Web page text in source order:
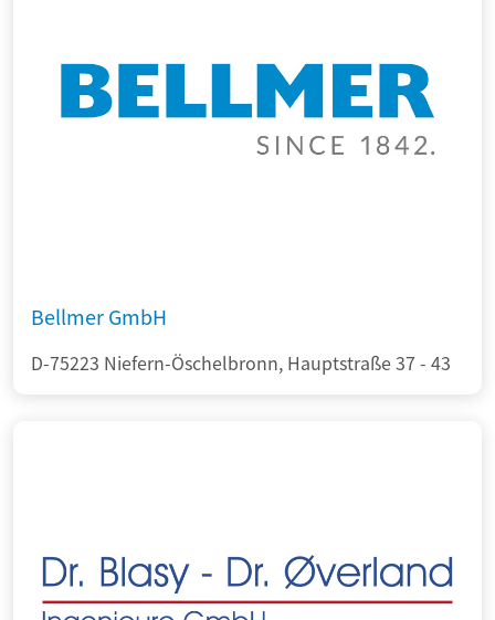
Bellmer GmbH
D-75223 Niefern-Öschelbronn, Hauptstraße 37 - 43